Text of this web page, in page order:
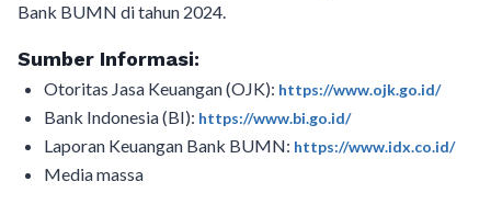
Bank BUMN di tahun 2024.
Sumber Informasi:
Otoritas Jasa Keuangan (OJK): https://www.ojk.go.id/
Bank Indonesia (BI): https://www.bi.go.id/
Laporan Keuangan Bank BUMN: https://www.idx.co.id/
Media massa